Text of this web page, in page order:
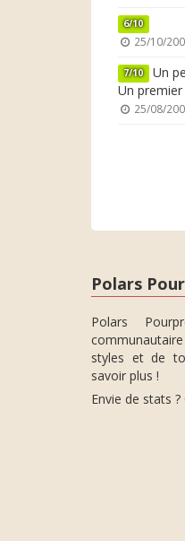
6/10
25/10/
7/10 Un
Un
25/08/
Polars
Polars
styles et de
savoir plus !
Envie de stats ?